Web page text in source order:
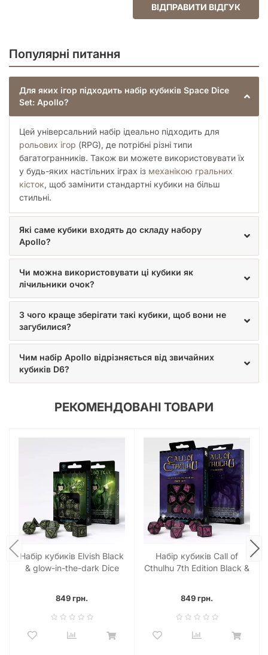
ВІДПРАВИТИ ВІДГУК
Популярні питання
Для яких ігор підходить набір кубиків Space Dice
Set: Apollo?
Цей універсальний набір ідеально підходить для
рольових ігор (RPG), де потрібні різні типи
багатогранників. Також ви можете використовувати їх
у будь-яких настільних іграх із механікою гральних
кісток, щоб замінити стандартні кубики на більш
стильні.
Які саме кубики входять до складу набору
Apollo?
Чи можна використовувати ці кубики як
лічильники очок?
З чого краще зберігати такі кубики, щоб вони не
загубилися?
Чим набір Apollo відрізняється від звичайних
кубиків D6?
РЕКОМЕНДОВАНІ ТОВАРИ
Набір кубиків Elvish Black
& glow-in-the-dark Dice
849 грн.
Набір кубиків Call of
Cthulhu 7th Edition Black &
849 грн.